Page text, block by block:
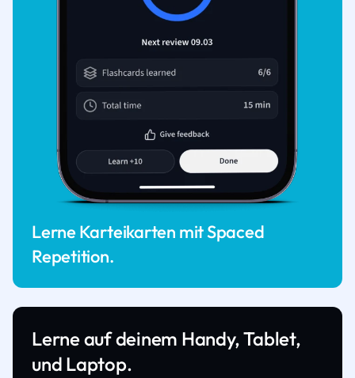
Lerne Karteikarten mit Spaced
Repetition.
Lerne auf deinem Handy, Tablet,
und Laptop.